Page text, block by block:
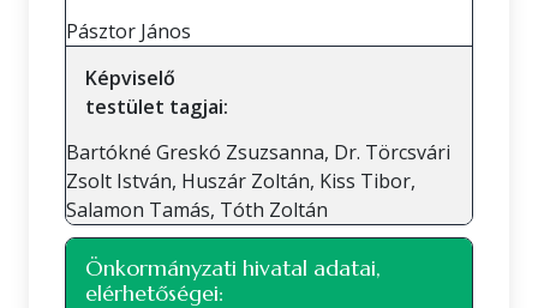
Pásztor János
Képviselő
testület tagjai:
Bartókné Greskó Zsuzsanna, Dr. Törcsvári
Zsolt István, Huszár Zoltán, Kiss Tibor,
Salamon Tamás, Tóth Zoltán
Önkormányzati hivatal adatai,
elérhetőségei: